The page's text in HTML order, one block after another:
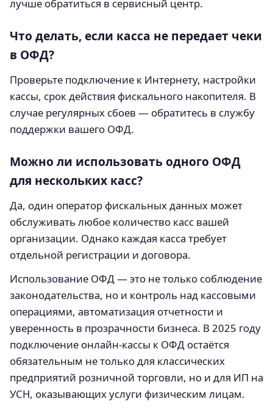
лучше обратиться в сервисный центр.
Что делать, если касса не передает чеки
в ОФД?
Проверьте подключение к Интернету, настройки
кассы, срок действия фискального накопителя. В
случае регулярных сбоев — обратитесь в службу
поддержки вашего ОФД.
Можно ли использовать одного ОФД
для нескольких касс?
Да, один оператор фискальных данных может
обслуживать любое количество касс вашей
организации. Однако каждая касса требует
отдельной регистрации и договора.
Использование ОФД — это не только соблюдение
законодательства, но и контроль над кассовыми
операциями, автоматизация отчетности и
уверенность в прозрачности бизнеса. В 2025 году
подключение онлайн-кассы к ОФД остаётся
обязательным не только для классических
предприятий розничной торговли, но и для ИП на
УСН, оказывающих услуги физическим лицам.